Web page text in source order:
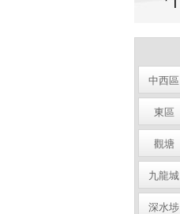
中西區
東區
觀塘
九龍城
深水埗